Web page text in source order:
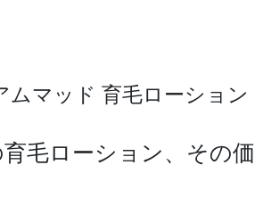
ムマッド 育毛ローション
毛ローション、その価